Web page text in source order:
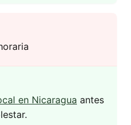
en Nicaragua antes